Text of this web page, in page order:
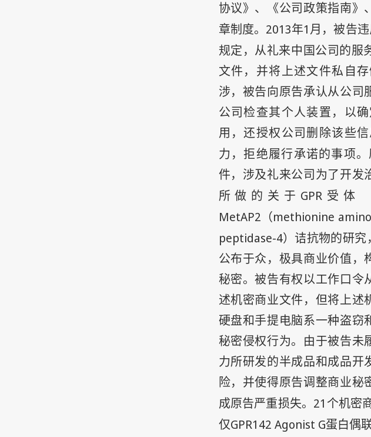
协议》、《公司政策指南》
章制度。 2013年1 月，被告
规定，从礼来中国公司的服
文件，并将上述文件私自
涉，被告向原告承认从公司
公司检查其个人装置，以
用，还授权公司删除该些
力，拒绝履行承诺的事项
件，涉及礼来公司为了开发
所做的关于 GPR 受体
MetAP2 （methionine
peptidase-4）诘抗物的研究
公布于众，极具商业价值，
秘密。被告有权以工作口令
述机密商业文件，但将上述
硬盘和手提电脑系一种盗窃
秘密侵权行为。由于被告未
力所研发的半成品和成品开
险，并使得原告调整商业秘
成原告严重损失。 21 个机密
仅GPR142 Agonist G蛋白偶